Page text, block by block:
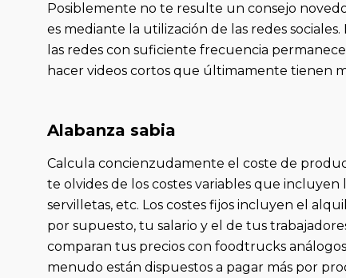
Posiblemente no te resulte un consejo
es mediante la utilización de las redes
las redes con suficiente frecuencia
hacer videos cortos que últimamente tienen
Alabanza sabia
Calcula concienzudamente el coste de
te olvides de los costes variables que
servilletas, etc. Los costes fijos incluyen el
por supuesto, tu salario y el de tus
comparan tus precios con foodtrucks
menudo están dispuestos a pagar más por